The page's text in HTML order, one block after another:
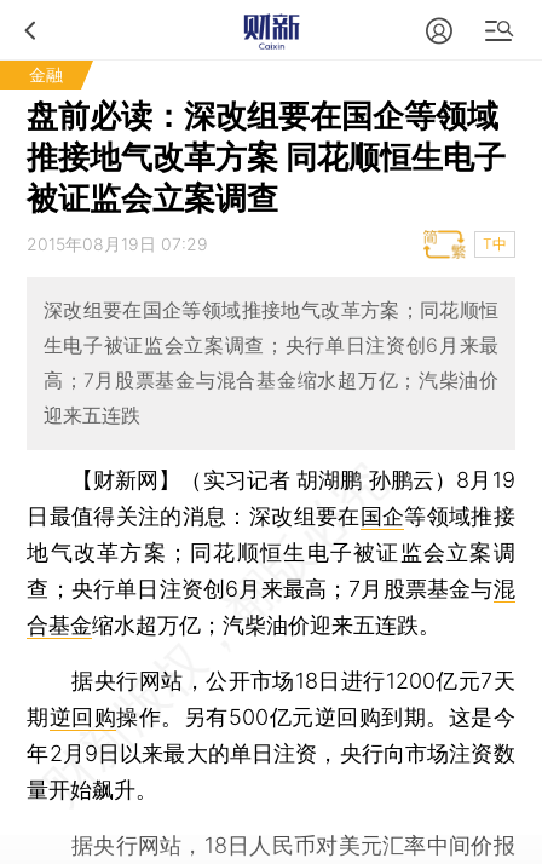
金融
盘前必读：深改组要在国企等领域
推接地气改革方案 同花顺恒生电子
被证监会立案调查
2015年08月19日 07:29 T中
深改组要在国企等领域推接地气改革方案；同花顺恒
生电子被证监会立案调查；央行单日注资创6月来最
高；7月股票基金与混合基金缩水超万亿；汽柴油价
迎来五连跌
【财新网】（实习记者 胡湖鹏 孙鹏云） 8月19
日最值得关注的消息：深改组要在国企等领域推接
地气改革方案；同花顺恒生电子被证监会立案调
查；央行单日注资创6月来最高；7月股票基金与混
合基金缩水超万亿；汽柴油价迎来五连跌。
据央行网站，公开市场18日进行1200亿元7天
期逆回购操作。另有500亿元逆回购到期。这是今
年2月9日以来最大的单日注资，央行向市场注资数
量开始飙升。
据央行网站，18日人民币对美元汇率中间价报